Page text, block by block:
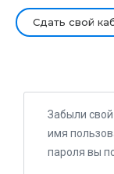
Сдать свой
Забыли
имя
пароля вы